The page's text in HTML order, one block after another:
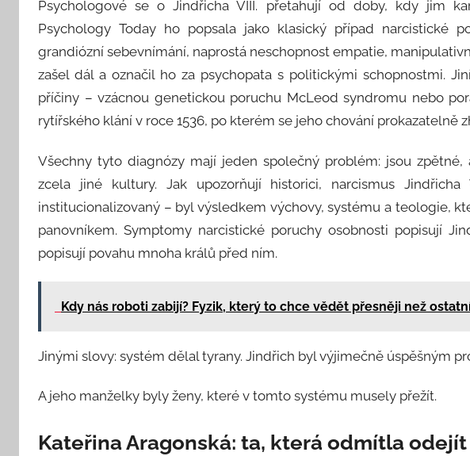
Psychologové se o Jindřicha VIII. přetahují od doby, kdy jim
Psychology Today ho popsala jako klasický případ narcistické
grandiózní sebevnímání, naprostá neschopnost empatie,
zašel dál a označil ho za psychopata s politickými schopnostmi.
příčiny – vzácnou genetickou poruchu McLeod syndromu nebo
rytířského klání v roce 1536, po kterém se jeho chování prokazatelně
Všechny tyto diagnózy mají jeden společný problém: jsou
zcela jiné kultury. Jak upozorňují historici, narcismus
institucionalizovaný – byl výsledkem výchovy, systému a teologie,
panovníkem. Symptomy narcistické poruchy osobnosti popisují
popisují povahu mnoha králů před ním.
Kdy nás roboti zabijí? Fyzik, který to chce vědět přesněji než
Jinými slovy: systém dělal tyrany. Jindřich byl výjimečně úspěšným
A jeho manželky byly ženy, které v tomto systému musely přežít.
Kateřina Aragonská: ta, která odmítla odejít